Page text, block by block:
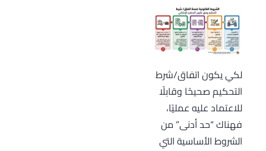
لكي يكون اتفاق/شرط
التحكيم صحيحًا وقابلًا
للاعتماد عليه عمليًا،
فهناك “حد أدنى” من
الشروط الأساسية التي